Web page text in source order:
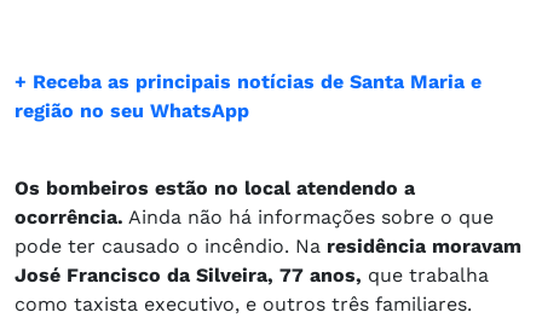
+ Receba as principais notícias de Santa Maria e
região no seu WhatsApp
Os bombeiros estão no local atendendo a
ocorrência. Ainda não há informações sobre o que
pode ter causado o incêndio. Na residência moravam
José Francisco da Silveira, 77 anos, que trabalha
como taxista executivo, e outros três familiares.